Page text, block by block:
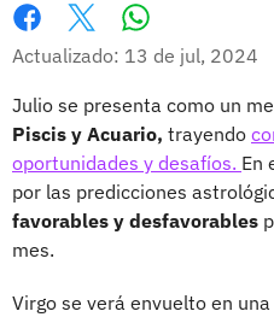
Facebook
X
Actualizado: 13 de jul, 2024
Julio se presenta como un
Piscis y Acuario, trayendo
oportunidades y desafíos. En
por las predicciones
favorables y desfavorables
mes.
Virgo se verá envuelto en